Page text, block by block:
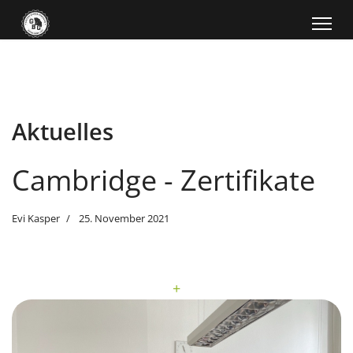
Aktuelles
Cambridge - Zertifikate
Evi Kasper 25. November 2021
+